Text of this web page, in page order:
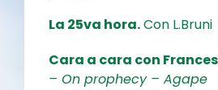
La 25va hora.Con L.Bruni
Cara a cara con
– On prophecy – Agape